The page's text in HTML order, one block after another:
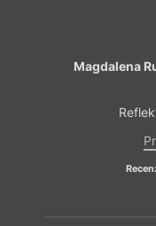
Magdalena